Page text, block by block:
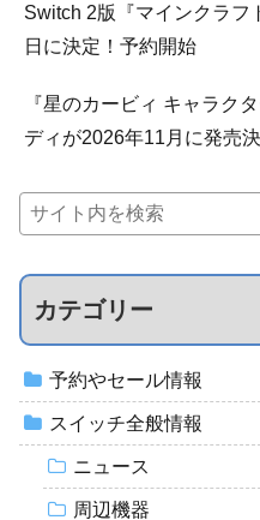
Switch 2版『マインクラフ
日に決定！予約開始
『星のカービィ キャラク
ディが2026年11月に発売決
カテゴリー
予約やセール情報
スイッチ全般情報
ニュース
周辺機器